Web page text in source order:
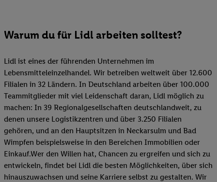
Warum du für Lidl arbeiten solltest?
Lidl ist eines der führenden Unternehmen im
Lebensmitteleinzelhandel. Wir betreiben weltweit über 12.600
Filialen in 32 Ländern. In Deutschland arbeiten über 100.000
Teammitglieder mit viel Leidenschaft daran, Lidl möglich zu
machen: In 39 Regionalgesellschaften deutschlandweit, zu
denen unsere Logistikzentren und über 3.250 Filialen
gehören, und an den Hauptsitzen in Neckarsulm und Bad
Wimpfen beispielsweise in den Bereichen Immobilien oder
Einkauf.Wer den Willen hat, Chancen zu ergreifen und sich zu
entwickeln, findet bei Lidl die besten Möglichkeiten, über sich
hinauszuwachsen und seine Karriere selbst zu gestalten. Wir